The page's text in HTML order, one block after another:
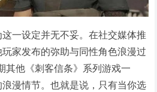
一设定并无不妥。在社交媒体推
家发布的弥助与同性角色浪漫过
其他《刺客信条》系列游戏一
漫情节。也就是说，只有当你选